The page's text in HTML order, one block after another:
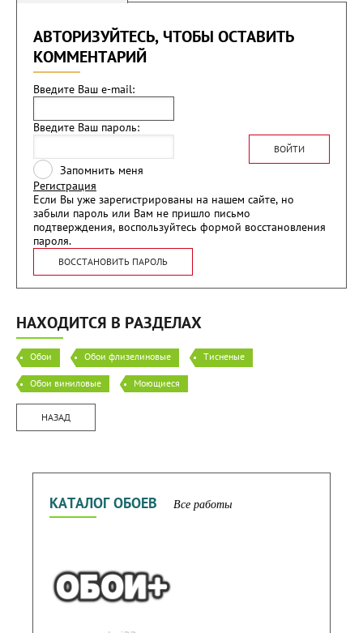
АВТОРИЗУЙТЕСЬ, ЧТОБЫ ОСТАВИТЬ
КОММЕНТАРИЙ
Введите Ваш e-mail:
Введите Ваш пароль:
ВОЙТИ
Запомнить меня
Регистрация
Если Вы уже зарегистрированы на нашем сайте, но
забыли пароль или Вам не пришло письмо
подтверждения, воспользуйтесь формой восстановления
пароля.
ВОССТАНОВИТЬ ПАРОЛЬ
НАХОДИТСЯ В РАЗДЕЛАХ
Обои Обои флизелиновые Тисненые
Обои виниловые Моющиеся
НАЗАД
КАТАЛОГ ОБОЕВ Все работы